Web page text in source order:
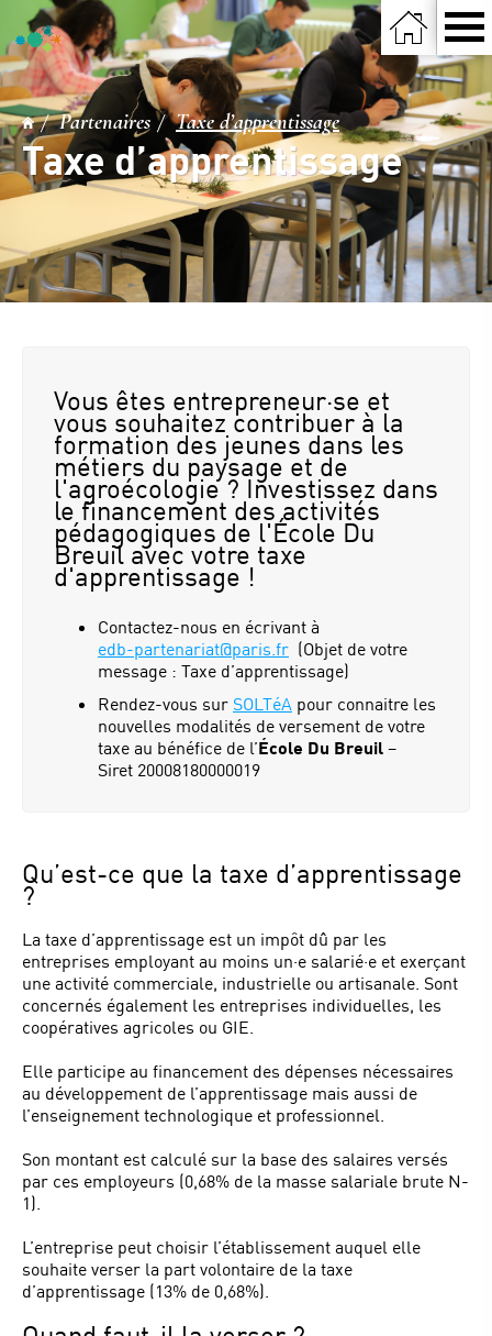
Partenaires Taxe d’apprentissage
Taxe d’apprentissage
Vous êtes entrepreneur·se et
vous souhaitez contribuer à la
formation des jeunes dans les
métiers du paysage et de
l'agroécologie ? Investissez dans
le financement des activités
pédagogiques de l'École Du
Breuil avec votre taxe
d'apprentissage !
Contactez-nous en écrivant à
edb-partenariat@paris.fr (Objet de votre
message : Taxe d’apprentissage)
Rendez-vous sur SOLTéA pour connaitre les
nouvelles modalités de versement de votre
taxe au bénéfice de l’École Du Breuil –
Siret 20008180000019
Qu’est-ce que la taxe d’apprentissage
?
La taxe d’apprentissage est un impôt dû par les
entreprises employant au moins un·e salarié·e et exerçant
une activité commerciale, industrielle ou artisanale. Sont
concernés également les entreprises individuelles, les
coopératives agricoles ou GIE.
Elle participe au financement des dépenses nécessaires
au développement de l’apprentissage mais aussi de
l’enseignement technologique et professionnel.
Son montant est calculé sur la base des salaires versés
par ces employeurs (0,68% de la masse salariale brute N-
1).
L’entreprise peut choisir l’établissement auquel elle
souhaite verser la part volontaire de la taxe
d’apprentissage (13% de 0,68%).